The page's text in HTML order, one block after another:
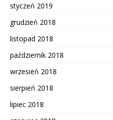
styczeń 2019
grudzień 2018
listopad 2018
październik 2018
wrzesień 2018
sierpień 2018
lipiec 2018